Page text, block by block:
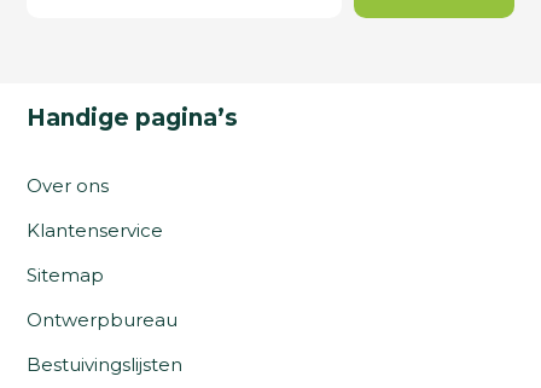
Handige pagina’s
Over ons
Klantenservice
Sitemap
Ontwerpbureau
Bestuivingslijsten